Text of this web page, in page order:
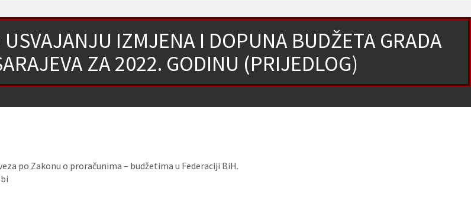
IZMJENA I DOPUNA BUDŽETA GRADA
ZA 2022. GODINU (PRIJEDLOG)
po Zakonu o proračunima – budžetima u Federaciji BiH.